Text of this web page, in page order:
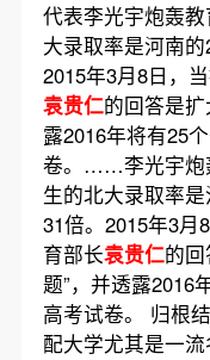
代表李光宇炮轰
大录取率是河南的
2015年3月8日，
袁贵仁的回答是
露2016年将有25
卷。……李光宇炮
生的北大录取率
31倍。2015年3月
育部长袁贵仁的回
题”，并透露2016
高考试卷。 归根
配大学尤其是一